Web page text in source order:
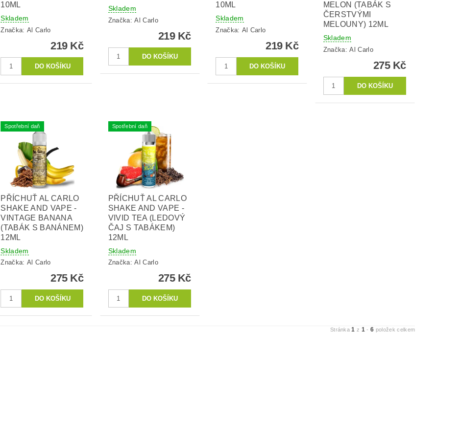
10ML
Skladem
Značka: Al Carlo
219 Kč
Skladem
Značka:Al Carlo
219 Kč
10ML
Skladem
Značka: Al Carlo
219 Kč
MELON (TABÁK S
ČERSTVÝMI
MELOUNY) 12ML
Skladem
Značka:Al Carlo
275 Kč
Spotřební daň
PŘÍCHUŤ AL CARLO
SHAKE AND VAPE -
VINTAGE BANANA
(TABÁK S BANÁNEM)
12ML
Skladem
Značka: Al Carlo
275 Kč
Spotřební daň
PŘÍCHUŤ AL CARLO
SHAKE AND VAPE -
VIVID TEA (LEDOVÝ
ČAJ S TABÁKEM)
12ML
Skladem
Značka:Al Carlo
275 Kč
Stránka1 z 1 -6 položek celkem